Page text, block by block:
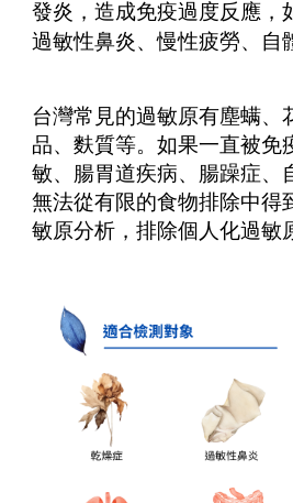
發炎，造成免疫過度反應，
過敏性鼻炎、慢性疲勞、自
台灣常見的過敏原有塵螨、
品、麩質等。如果一直被免
敏、腸胃道疾病、腸躁症、
無法從有限的食物排除中得
敏原分析，排除個人化過敏